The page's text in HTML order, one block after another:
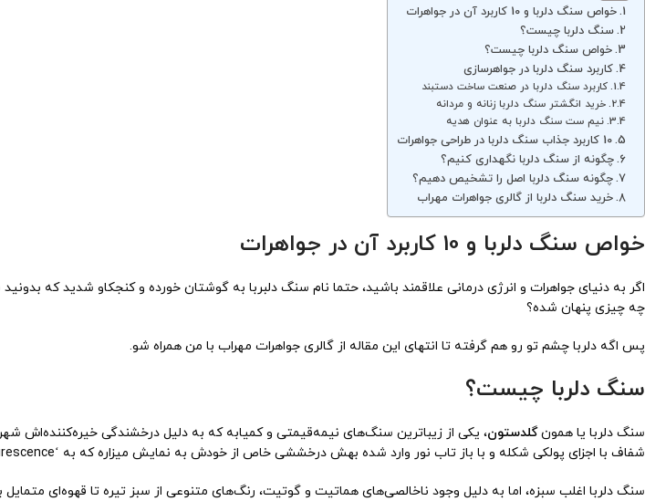
خواص سنگ دلربا و 10 کاربرد آن در جواهرات
سنگ دلربا چیست؟
خواص سنگ دلربا چیست؟
کاربرد سنگ دلربا در جواهرسازی
کاربرد سنگ دلربا در صنعت ساخت دستبند
خرید انگشتر سنگ دلربا زنانه و مردانه
نیم ست سنگ دلربا به عنوان هدیه
10 کاربرد جذاب سنگ دلربا در طراحی جواهرات
چگونه از سنگ دلربا نگهداری کنیم؟
چگونه سنگ دلربا اصل را تشخیص دهیم؟
خرید سنگ دلربا از گالری جواهرات مهراب
خواص سنگ دلربا و 10 کاربرد آن در جواهرات
اگر به دنیای جواهرات و انرژی درمانی علاقمند باشید، حتما نام سنگ دلبربا به گوشتان خورده و کنجکاو شدید که
چه چیزی پنهان شده؟
پس اگه دلربا چشم تو رو هم گرفته تا انتهای این مقاله از گالری جواهرات مهراب با من همراه شو.
سنگ دلربا چیست؟
سنگ دلربا یا همونگلدستون، یکی از زیباترین سنگ‌های نیمه‌قیمتی و کمیابه که به دلیل درخشندگی خیره‌کننده‌اش
شفاف با اجزای پولکی شکله و با باز تاب نور وارد شده بهش درخششی خاص از خودش به نمایش میزاره که به ‘Aventurescence’ معروفه.
سنگ دلربا اغلب سبزه، اما به دلیل وجود ناخالصی‌های هماتیت و گوتیت، رنگ‌های متنوعی از سبز تیره تا قهوه‌ای